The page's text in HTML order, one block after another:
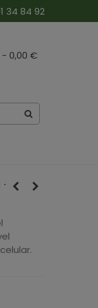
34 84 92
- 0,00 €